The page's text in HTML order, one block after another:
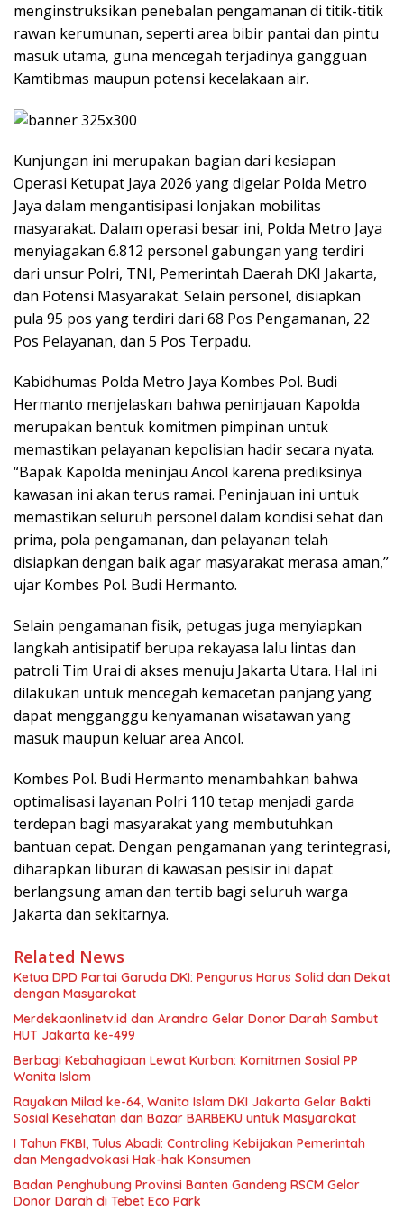
menginstruksikan penebalan pengamanan di titik-titik
rawan kerumunan, seperti area bibir pantai dan pintu
masuk utama, guna mencegah terjadinya gangguan
Kamtibmas maupun potensi kecelakaan air.
Kunjungan ini merupakan bagian dari kesiapan
Operasi Ketupat Jaya 2026 yang digelar Polda Metro
Jaya dalam mengantisipasi lonjakan mobilitas
masyarakat. Dalam operasi besar ini, Polda Metro Jaya
menyiagakan 6.812 personel gabungan yang terdiri
dari unsur Polri, TNI, Pemerintah Daerah DKI Jakarta,
dan Potensi Masyarakat. Selain personel, disiapkan
pula 95 pos yang terdiri dari 68 Pos Pengamanan, 22
Pos Pelayanan, dan 5 Pos Terpadu.
Kabidhumas Polda Metro Jaya Kombes Pol. Budi
Hermanto menjelaskan bahwa peninjauan Kapolda
merupakan bentuk komitmen pimpinan untuk
memastikan pelayanan kepolisian hadir secara nyata.
“Bapak Kapolda meninjau Ancol karena prediksinya
kawasan ini akan terus ramai. Peninjauan ini untuk
memastikan seluruh personel dalam kondisi sehat dan
prima, pola pengamanan, dan pelayanan telah
disiapkan dengan baik agar masyarakat merasa aman,”
ujar Kombes Pol. Budi Hermanto.
Selain pengamanan fisik, petugas juga menyiapkan
langkah antisipatif berupa rekayasa lalu lintas dan
patroli Tim Urai di akses menuju Jakarta Utara. Hal ini
dilakukan untuk mencegah kemacetan panjang yang
dapat mengganggu kenyamanan wisatawan yang
masuk maupun keluar area Ancol.
Kombes Pol. Budi Hermanto menambahkan bahwa
optimalisasi layanan Polri 110 tetap menjadi garda
terdepan bagi masyarakat yang membutuhkan
bantuan cepat. Dengan pengamanan yang terintegrasi,
diharapkan liburan di kawasan pesisir ini dapat
berlangsung aman dan tertib bagi seluruh warga
Jakarta dan sekitarnya.
Related News
Ketua DPD Partai Garuda DKI: Pengurus Harus Solid dan Dekat
dengan Masyarakat
Merdekaonlinetv.id dan Arandra Gelar Donor Darah Sambut
HUT Jakarta ke-499
Berbagi Kebahagiaan Lewat Kurban: Komitmen Sosial PP
Wanita Islam
Rayakan Milad ke-64, Wanita Islam DKI Jakarta Gelar Bakti
Sosial Kesehatan dan Bazar BARBEKU untuk Masyarakat
I Tahun FKBI, Tulus Abadi: Controling Kebijakan Pemerintah
dan Mengadvokasi Hak-hak Konsumen
Badan Penghubung Provinsi Banten Gandeng RSCM Gelar
Donor Darah di Tebet Eco Park